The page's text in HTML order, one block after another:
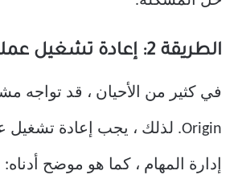
الطريقة 2: إعادة تشغيل عملية Origin
في كثير من الأحيان ، قد تواجه
إدارة المهام ، كما هو موضح أدناه: